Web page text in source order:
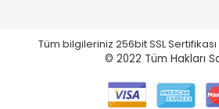
Tüm bilgileriniz 256bit SSL
© 2022 Tüm Hakları